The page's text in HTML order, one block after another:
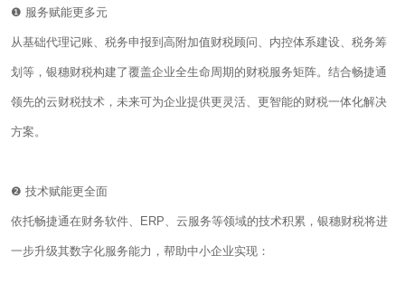
❶ 服务赋能更多元
从基础代理记账、税务申报到高附加值财税顾问、内控体系建设、税务筹
划等，银穗财税构建了覆盖企业全生命周期的财税服务矩阵。结合畅捷通
领先的云财税技术，未来可为企业提供更灵活、更智能的财税一体化解决
方案。
❷ 技术赋能更全面
依托畅捷通在财务软件、ERP、云服务等领域的技术积累，银穗财税将进
一步升级其数字化服务能力，帮助中小企业实现：